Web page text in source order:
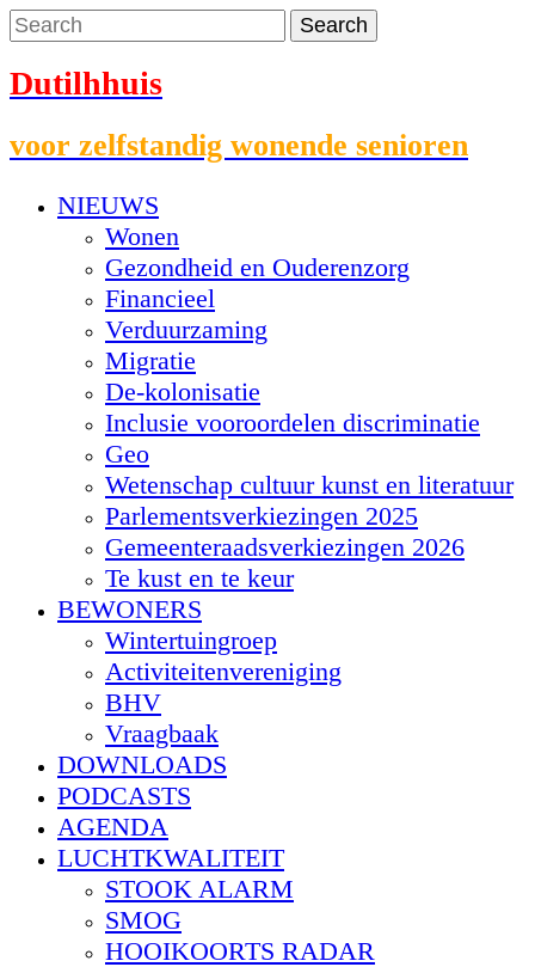
Dutilhhuis
voor zelfstandig wonende senioren
NIEUWS
Wonen
Gezondheid en Ouderenzorg
Financieel
Verduurzaming
Migratie
De-kolonisatie
Inclusie vooroordelen discriminatie
Geo
Wetenschap cultuur kunst en literatuur
Parlementsverkiezingen 2025
Gemeenteraadsverkiezingen 2026
Te kust en te keur
BEWONERS
Wintertuingroep
Activiteitenvereniging
BHV
Vraagbaak
DOWNLOADS
PODCASTS
AGENDA
LUCHTKWALITEIT
STOOK ALARM
SMOG
HOOIKOORTS RADAR